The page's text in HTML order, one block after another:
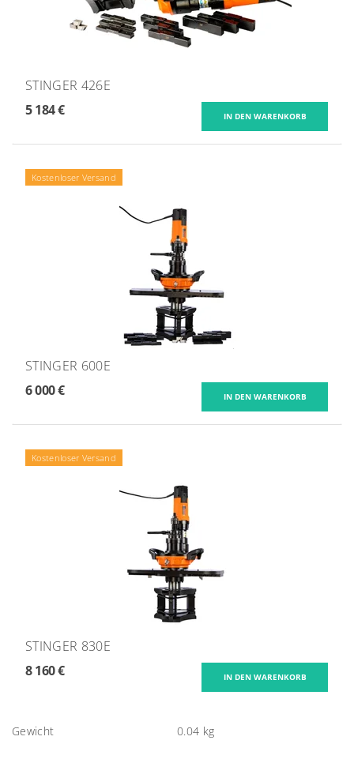
STINGER 426E
5 184 €
Kostenloser Versand
STINGER 600E
6 000 €
Kostenloser Versand
STINGER 830E
8 160 €
Gewicht 0.04 kg